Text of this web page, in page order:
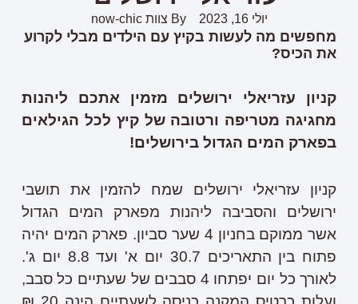
יולי 16, 2023 By צוות now-chic
מחפשים מה לעשות בקיץ עם הילדים מבלי לקרוע
את הכיס?
קניון עזריאלי ירושלים מזמין אתכם ליהנות
מחגיגה מטריפה ורטובה של קיץ לכל הגילאים
בפארק המים הגדול בירושלים!
קניון עזריאלי ירושלים שמח להזמין את תושבי
ירושלים והסביבה ליהנות מפארק המים הגדול
אשר ממוקם בחניון 4 שער סביון. פארק המים יהיה
פתוח בין התאריכים 30.7 יום א' ועד 8.8 יום ג'.
לאורך כל יום יפתחו 4 סבבים של שעתיים כל סבב,